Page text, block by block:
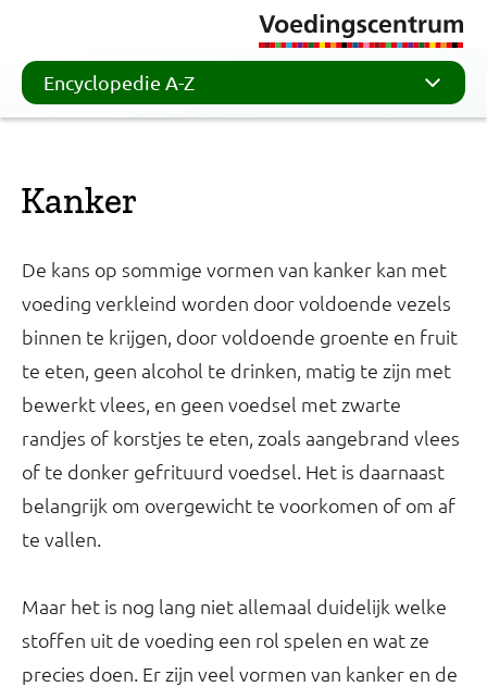
Encyclopedie A-Z
Kanker
De kans op sommige vormen van kanker kan met
voeding verkleind worden door voldoende vezels
binnen te krijgen, door voldoende groente en fruit
te eten, geen alcohol te drinken, matig te zijn met
bewerkt vlees, en geen voedsel met zwarte
randjes of korstjes te eten, zoals aangebrand vlees
of te donker gefrituurd voedsel. Het is daarnaast
belangrijk om overgewicht te voorkomen of om af
te vallen.
Maar het is nog lang niet allemaal duidelijk welke
stoffen uit de voeding een rol spelen en wat ze
precies doen. Er zijn veel vormen van kanker en de